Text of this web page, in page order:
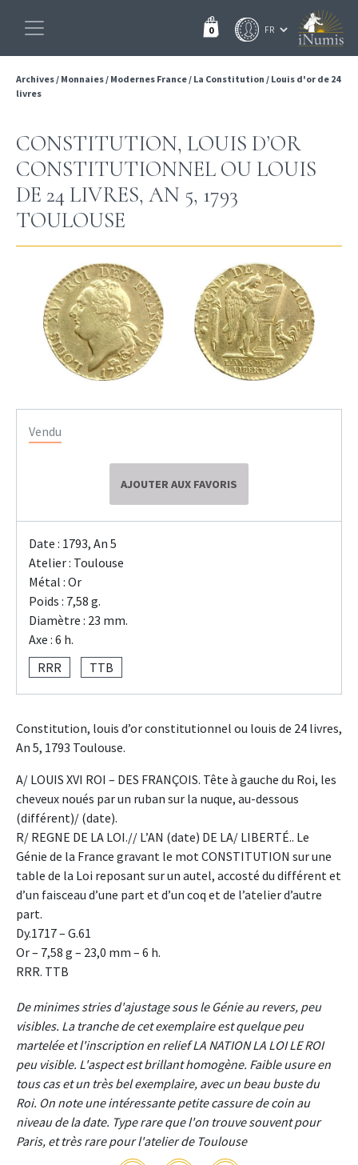
0
Archives/ Monnaies/ Modernes France/ La Constitution / Louis d'or de 24
livres
CONSTITUTION, LOUIS D’OR
CONSTITUTIONNEL OU LOUIS
DE 24 LIVRES, AN 5, 1793
TOULOUSE
Vendu
AJOUTER AUX FAVORIS
Date : 1793, An 5
Atelier : Toulouse
Métal : Or
Poids : 7,58 g.
Diamètre : 23 mm.
Axe : 6 h.
RRR
TTB
Constitution, louis d’or constitutionnel ou louis de 24 livres,
An 5, 1793 Toulouse.
A/ LOUIS XVI ROI – DES FRANÇOIS. Tête à gauche du Roi, les
cheveux noués par un ruban sur la nuque, au-dessous
(différent)/ (date).
R/ REGNE DE LA LOI.// L’AN (date) DE LA/ LIBERTÉ.. Le
Génie de la France gravant le mot CONSTITUTION sur une
table de la Loi reposant sur un autel, accosté du différent et
d’un faisceau d’une part et d’un coq et de l’atelier d’autre
part.
Dy.1717 – G.61
Or – 7,58 g – 23,0 mm – 6 h.
RRR. TTB
De minimes stries d'ajustage sous le Génie au revers, peu
visibles. La tranche de cet exemplaire est quelque peu
martelée et l'inscription en relief LA NATION LA LOI LE ROI
peu visible. L'aspect est brillant homogène. Faible usure en
tous cas et un très bel exemplaire, avec un beau buste du
Roi. On note une intéressante petite cassure de coin au
niveau de la date. Type rare que l'on trouve souvent pour
Paris, et très rare pour l'atelier de Toulouse